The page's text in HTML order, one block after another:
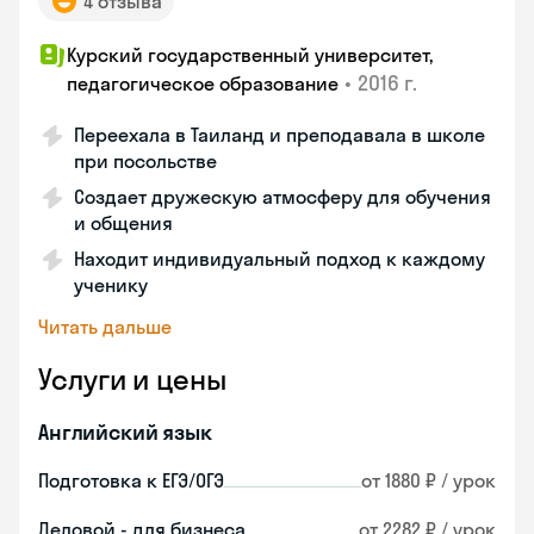
Курский государственный университет,
педагогическое образование • 2016 г.
Переехала в Таиланд и преподавала в школе
при посольстве
Создает дружескую атмосферу для обучения
и общения
Находит индивидуальный подход к каждому
ученику
Читать дальше
Услуги и цены
Английский язык
Подготовка к ЕГЭ/ОГЭ от 1880 ₽ / урок
Деловой - для бизнеса от 2282 ₽ / урок